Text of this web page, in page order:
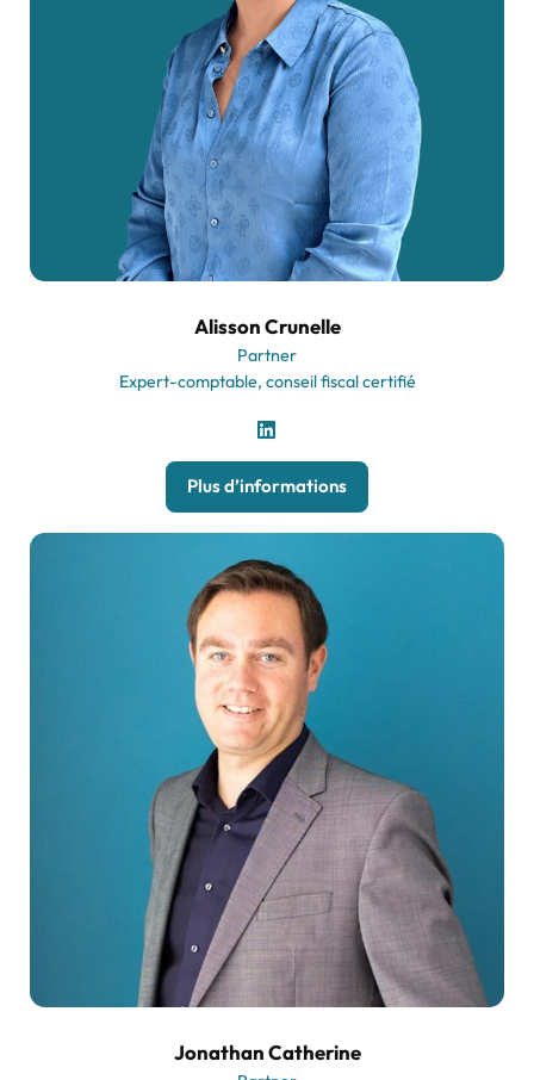
Alisson Crunelle
Partner
Expert-comptable, conseil fiscal certifié
Plus d’informations
Jonathan Catherine